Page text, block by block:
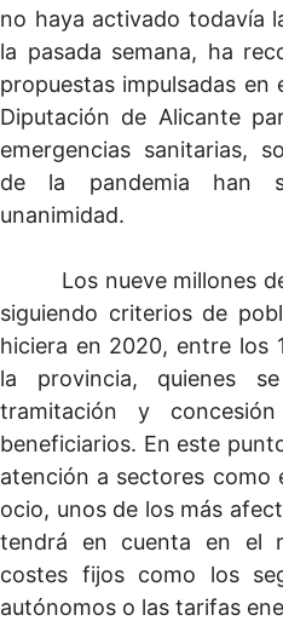
no haya activado todavía
la pasada semana, ha
propuestas impulsadas en
Diputación de Alicante
emergencias sanitarias,
de la pandemia han
unanimidad.
Los nueve millones de
siguiendo criterios de
hiciera en 2020, entre los
la provincia, quienes
tramitación y
beneficiarios. En este
atención a sectores como
ocio, unos de los más
tendrá en cuenta en el
costes fijos como los
autónomos o las tarifas